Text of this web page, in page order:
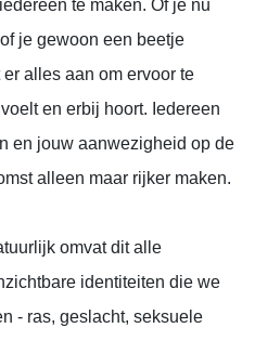
te maken. Of je nu
je gewoon een beetje
alles aan om ervoor te
en erbij hoort. Iedereen
en jouw aanwezigheid op de
alleen maar rijker maken.
omvat dit alle
identiteiten die we
- ras, geslacht, seksuele